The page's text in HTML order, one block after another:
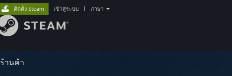
ร้านค้า
ติดตั้ง Steam เข้าสู่ระบบ ภาษา